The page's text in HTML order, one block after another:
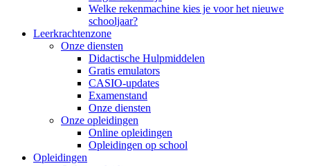
Welke rekenmachine kies je voor het nieuwe
schooljaar?
Leerkrachtenzone
Onze diensten
Didactische Hulpmiddelen
Gratis emulators
CASIO-updates
Examenstand
Onze diensten
Onze opleidingen
Online opleidingen
Opleidingen op school
Opleidingen